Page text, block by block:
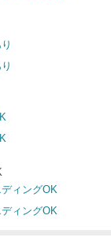
ィングOK
ィングOK